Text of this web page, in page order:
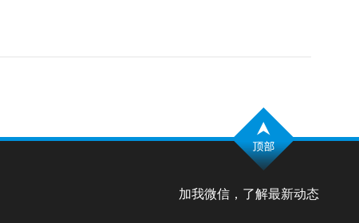
加我微信，了解最新动态